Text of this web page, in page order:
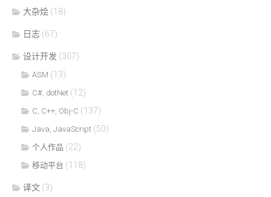
大杂烩 (18)
日志 (67)
设计开发 (307)
ASM (13)
C#, dotNet (12)
C, C++, Obj-C (137)
Java, JavaScript (50)
个人作品 (22)
移动平台 (118)
译文 (3)